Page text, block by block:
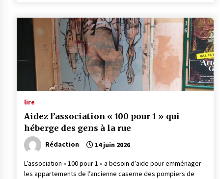
lire
Aidez l’association « 100 pour 1 » qui
héberge des gens à la rue
Rédaction 14 juin 2026
L’association « 100 pour 1 » a besoin d’aide pour emménager
les appartements de l’ancienne caserne des pompiers de